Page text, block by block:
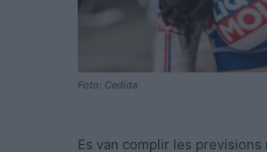
Foto: Cedida
Es van complir les